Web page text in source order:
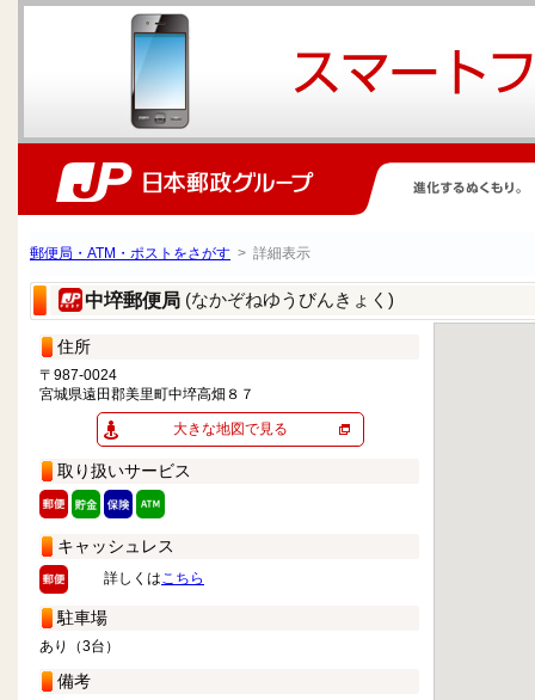
郵便局・ATM・ポストをさがす > 詳細表示
中埣郵便局 (なかぞねゆうびんきょく)
住所
〒987-0024
宮城県遠田郡美里町中埣高畑８７
大きな地図で見る
取り扱いサービス
キャッシュレス
詳しくはこちら
駐車場
あり（3台）
備考